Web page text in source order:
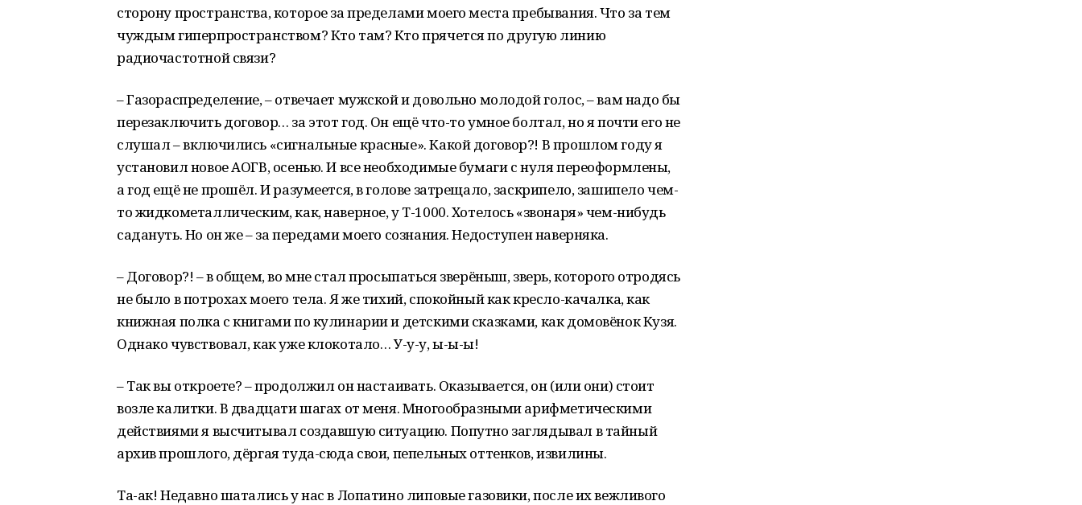
сторону пространства, которое за пределами моего места пребывания. Что за тем
чуждым гиперпространством? Кто там? Кто прячется по другую линию
радиочастотной связи?
– Газораспределение, – отвечает мужской и довольно молодой голос, – вам надо бы
перезаключить договор… за этот год. Он ещё что-то умное болтал, но я почти его не
слушал – включились «сигнальные красные». Какой договор?! В прошлом году я
установил новое АОГВ, осенью. И все необходимые бумаги с нуля переоформлены,
а год ещё не прошёл. И разумеется, в голове затрещало, заскрипело, зашипело чем-
то жидкометаллическим, как, наверное, у Т-1000. Хотелось «звонаря» чем-нибудь
садануть. Но он же – за передами моего сознания. Недоступен наверняка.
– Договор?! – в общем, во мне стал просыпаться зверёныш, зверь, которого отродясь
не было в потрохах моего тела. Я же тихий, спокойный как кресло-качалка, как
книжная полка с книгами по кулинарии и детскими сказками, как домовёнок Кузя.
Однако чувствовал, как уже клокотало… У-у-у, ы-ы-ы!
– Так вы откроете? – продолжил он настаивать. Оказывается, он (или они) стоит
возле калитки. В двадцати шагах от меня. Многообразными арифметическими
действиями я высчитывал создавшую ситуацию. Попутно заглядывал в тайный
архив прошлого, дёргая туда-сюда свои, пепельных оттенков, извилины.
Та-ак! Недавно шатались у нас в Лопатино липовые газовики, после их вежливого